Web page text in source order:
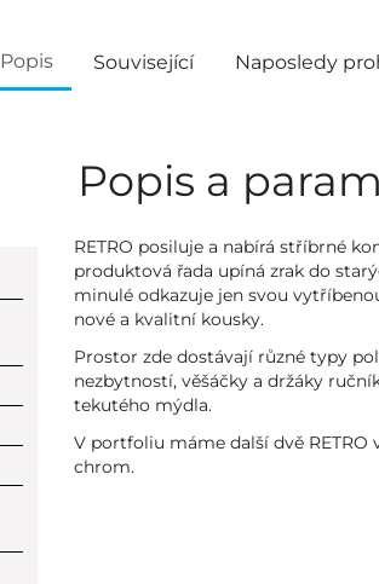
Popis Související Naposledy
Popis a
RETRO posiluje a nabírá stříbrné
produktová řada upíná zrak do
minulé odkazuje jen svou
nové a kvalitní kousky.
Prostor zde dostávají různé typy
nezbytností, věšáčky a držáky
tekutého mýdla.
V portfoliu máme další dvě RETRO
chrom.